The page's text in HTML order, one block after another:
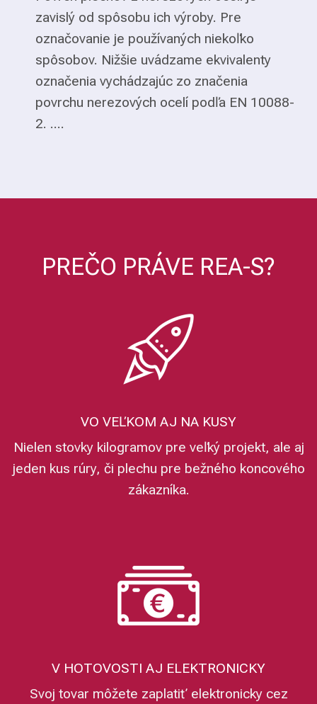
zavislý od spôsobu ich výroby. Pre
označovanie je používaných niekoľko
spôsobov. Nižšie uvádzame ekvivalenty
označenia vychádzajúc zo značenia
povrchu nerezových ocelí podľa EN 10088-
2. ....
PREČO PRÁVE REA-S?
VO VEĽKOM AJ NA KUSY
Nielen stovky kilogramov pre veľký projekt, ale aj
jeden kus rúry, či plechu pre bežného koncového
zákazníka.
V HOTOVOSTI AJ ELEKTRONICKY
Svoj tovar môžete zaplatiť elektronicky cez